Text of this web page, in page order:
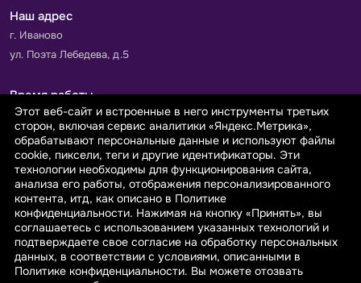
Наш адрес
г. Иваново
ул. Поэта Лебедева, д.5
Время работы
Пн-Пт с 9.00 до 18.00
Сб-Вс: выходной
Принимаем к оплате
© 2026 sarafanovo.com - Интернет-магазин "САРАФАНОВО"
специализируется на производстве, продаже тканей оптом и в
Этот веб-сайт и встроенные в него инструменты третьих
сторон, включая сервис аналитики «Яндекс.Метрика»,
обрабатывают персональные данные и используют файлы
cookie, пиксели, теги и другие идентификаторы. Эти
технологии необходимы для функционирования сайта,
анализа его работы, отображения персонализированного
контента, итд, как описано в Политике
конфиденциальности. Нажимая на кнопку «Принять», вы
соглашаетесь с использованием указанных технологий и
подтверждаете свое согласие на обработку персональных
данных, в соответствии с условиями, описанными в
Политике конфиденциальности. Вы можете отозвать